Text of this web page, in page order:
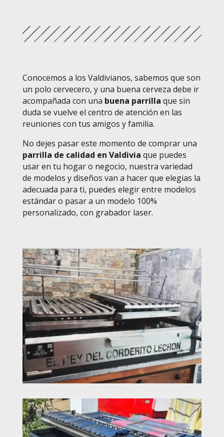
Conocemos a los Valdivianos, sabemos que son
un polo cervecero, y una buena cerveza debe ir
acompañada con una buena parrilla que sin
duda se vuelve el centro de atención en las
reuniones con tus amigos y familia.
No dejes pasar este momento de comprar una
parrilla de calidad en Valdivia que puedes
usar en tu hogar o negocio, nuestra variedad
de modelos y diseños van a hacer que elegias la
adecuada para ti, puedes elegir entre modelos
estándar o pasar a un modelo 100%
personalizado, con grabador laser.